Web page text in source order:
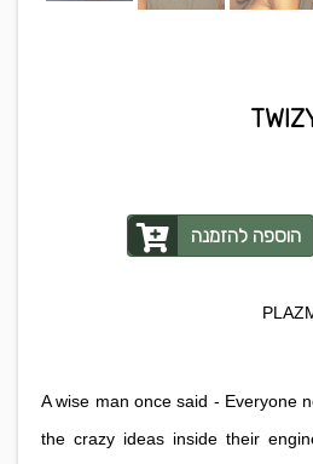
הוספה להזמנה
A wise man once said - Everyone
the crazy ideas inside their